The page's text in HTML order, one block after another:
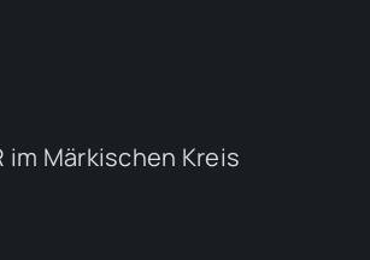
im Märkischen Kreis